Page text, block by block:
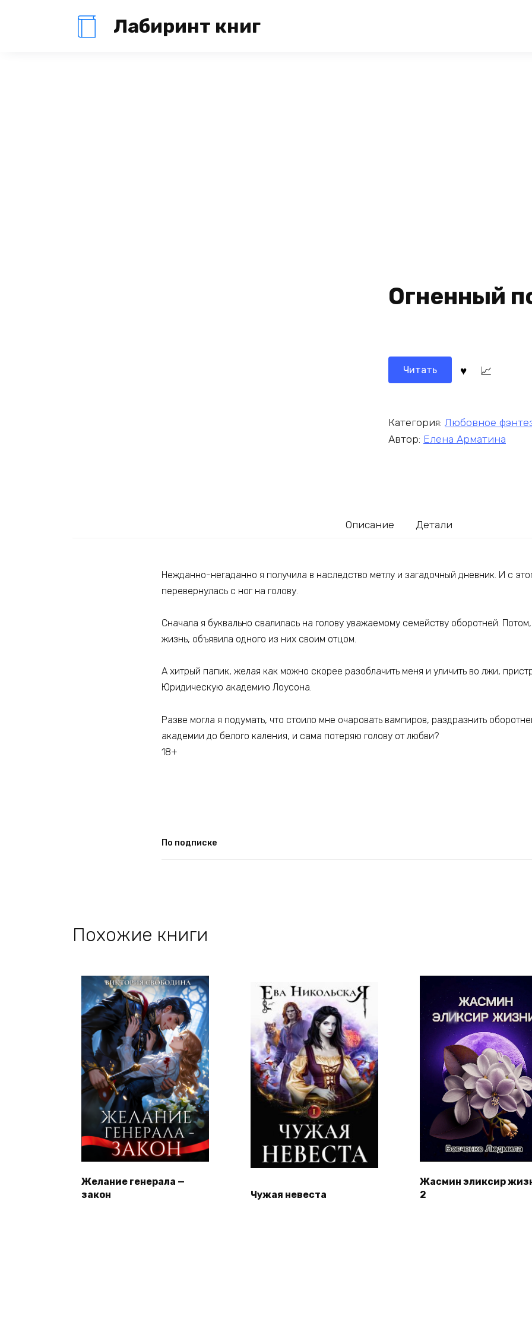
Лабиринт книг
Огненный
Читать
Категория: Любовное
Автор: Елена Арматина
Описание Детали
Нежданно-негаданно я получила в наследство метлу и загадочный дневник. И с
перевернулась с ног на голову.
Сначала я буквально свалилась на голову уважаемому семейству оборотней.
жизнь, объявила одного из них своим отцом.
А хитрый папик, желая как можно скорее разоблачить меня и уличить во лжи,
Юридическую академию Лоусона.
Разве могла я подумать, что стоило мне очаровать вампиров, раздразнить
академии до белого каления, и сама потеряю голову от любви?
18+
По подписке
Похожие книги
Желание генерала —
закон
Чужая невеста
Жасмин эликсир
2